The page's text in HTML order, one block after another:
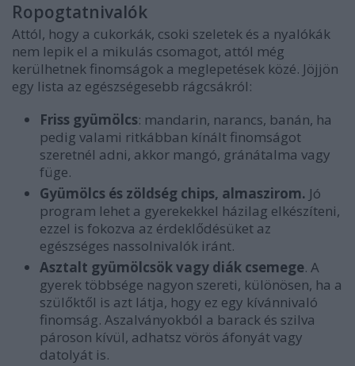
Ropogtatnivalók
Attól, hogy a cukorkák, csoki szeletek és a nyalókák
nem lepik el a mikulás csomagot, attól még
kerülhetnek finomságok a meglepetések közé. Jöjjön
egy lista az egészségesebb rágcsákról:
Friss gyümölcs: mandarin, narancs, banán, ha
pedig valami ritkábban kínált finomságot
szeretnél adni, akkor mangó, gránátalma vagy
füge.
Gyümölcs és zöldség chips, almaszirom. Jó
program lehet a gyerekekkel házilag elkészíteni,
ezzel is fokozva az érdeklődésüket az
egészséges nassolnivalók iránt.
Asztalt gyümölcsök vagy diák csemege. A
gyerek többsége nagyon szereti, különösen, ha a
szülőktől is azt látja, hogy ez egy kívánnivaló
finomság. Aszalványokból a barack és szilva
pároson kívül, adhatsz vörös áfonyát vagy
datolyát is.